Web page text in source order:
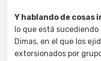
Y hablando de cosas
lo que está
Dimas, en el que los
extorsionados por